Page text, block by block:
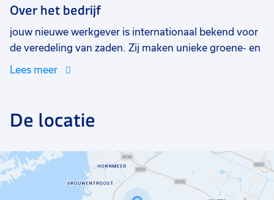
Over het bedrijf
jouw nieuwe werkgever is internationaal bekend voor
de veredeling van zaden. Zij maken unieke groene- en
bloemenrassen. Het is een platte organisatie waar
ingezet vanuit zijn of haar kwaliteiten. Er zijn veel
mogelijkheden als je hier gaat werken om je door te
Lees meer
De locatie